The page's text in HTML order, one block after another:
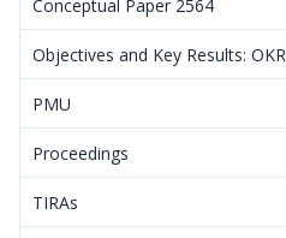
Conceptual Paper 2564
Objectives and Key Results: OKR
PMU
Proceedings
TIRAs